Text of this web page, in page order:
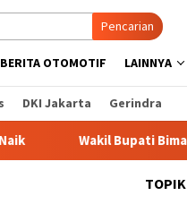
Pencarian
BERITA OTOMOTIF LAINNYA
DKI Jakarta Gerindra
Bima dr. H. Irfan